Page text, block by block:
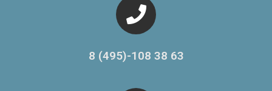
8 (495)-108 38 63